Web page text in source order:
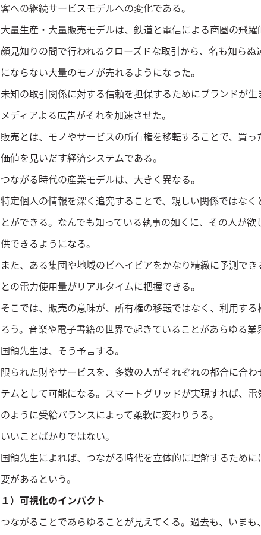
客への継続サービスモデルへの変化である。
大量生産・大量販売モデルは、鉄道と電信による商圏の飛躍
顔見知りの間で行われるクローズドな取引から、名も知ら
にならない大量のモノが売れるようになった。
未知の取引関係に対する信頼を担保するためにブランドが
メディアよる広告がそれを加速させた。
販売とは、モノやサービスの所有権を移転することで、買
価値を見いだす経済システムである。
つながる時代の産業モデルは、大きく異なる。
特定個人の情報を深く追究することで、親しい関係ではな
とができる。なんでも知っている執事の如くに、その人が
供できるようになる。
また、ある集団や地域のビヘイビアをかなり精緻に予測で
との電力使用量がリアルタイムに把握できる。
そこでは、販売の意味が、所有権の移転ではなく、利用す
ろう。音楽や電子書籍の世界で起きていることがあらゆる業
国領先生は、そう予言する。
限られた財やサービスを、多数の人がそれぞれの都合に合
テムとして可能になる。スマートグリッドが実現すれば、
のように受給バランスによって柔軟に変わりうる。
いいことばかりではない。
国領先生によれば、つながる時代を立体的に理解するため
要があるという。
１）可視化のインパクト
つながることであらゆることが見えてくる。過去も、いまも